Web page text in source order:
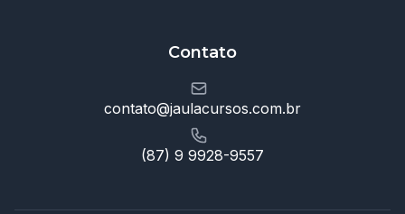
Contato
contato@jaulacursos.com.br
(87) 9 9928-9557